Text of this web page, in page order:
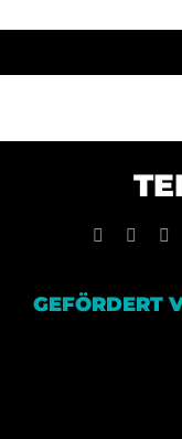
Facebook
GEFÖRDERT